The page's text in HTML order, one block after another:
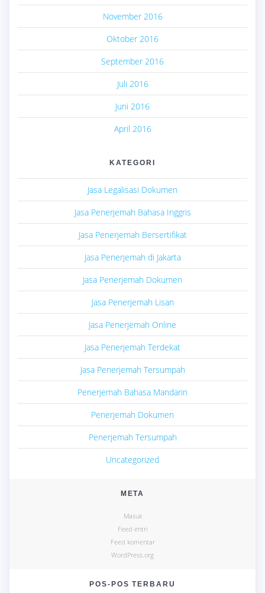
November 2016
Oktober 2016
September 2016
Juli 2016
Juni 2016
April 2016
KATEGORI
Jasa Legalisasi Dokumen
Jasa Penerjemah Bahasa Inggris
Jasa Penerjemah Bersertifikat
Jasa Penerjemah di Jakarta
Jasa Penerjemah Dokumen
Jasa Penerjemah Lisan
Jasa Penerjemah Online
Jasa Penerjemah Terdekat
Jasa Penerjemah Tersumpah
Penerjemah Bahasa Mandarin
Penerjemah Dokumen
Penerjemah Tersumpah
Uncategorized
META
Masuk
Feed entri
Feed komentar
WordPress.org
POS-POS TERBARU